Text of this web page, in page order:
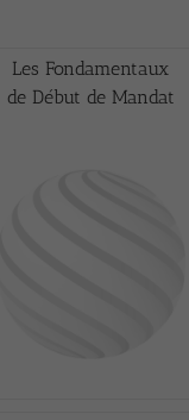
Les Fondamentaux
de Début de Mandat